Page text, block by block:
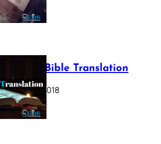
Webster Bible Translation
October 11, 2018